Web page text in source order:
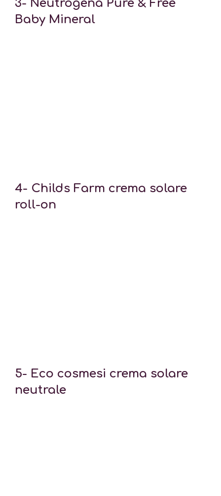
3- Neutrogena Pure & Free
Baby Mineral
4- Childs Farm crema solare
roll-on
5- Eco cosmesi crema solare
neutrale